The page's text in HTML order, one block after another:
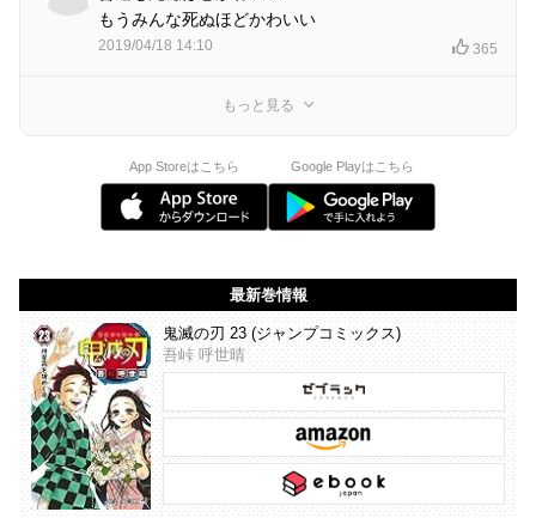
もうみんな死ぬほどかわいい
2019/04/18 14:10 365
もっと見る
App Storeはこちら Google Playはこちら
最新巻情報
鬼滅の刃 23 (ジャンプコミックス)
吾峠 呼世晴